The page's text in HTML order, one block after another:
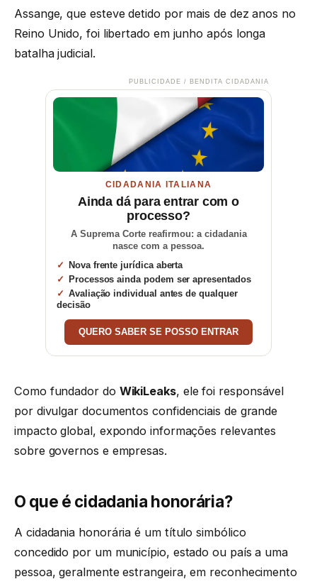
Assange, que esteve detido por mais de dez anos no
Reino Unido, foi libertado em junho após longa
batalha judicial.
PUBLICIDADE / BENDITA CIDADANIA
CIDADANIA ITALIANA
Ainda dá para entrar com o
processo?
A Suprema Corte reafirmou: a cidadania
nasce com a pessoa.
Nova frente jurídica aberta
Processos ainda podem ser apresentados
Avaliação individual antes de qualquer
decisão
QUERO SABER SE POSSO ENTRAR
Como fundador do WikiLeaks, ele foi responsável
por divulgar documentos confidenciais de grande
impacto global, expondo informações relevantes
sobre governos e empresas.
O que é cidadania honorária?
A cidadania honorária é um título simbólico
concedido por um município, estado ou país a uma
pessoa, geralmente estrangeira, em reconhecimento